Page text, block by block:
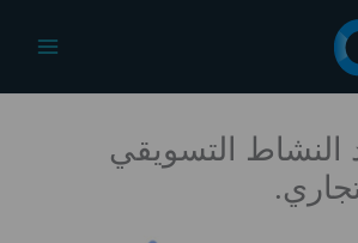
النشاط التسويقي